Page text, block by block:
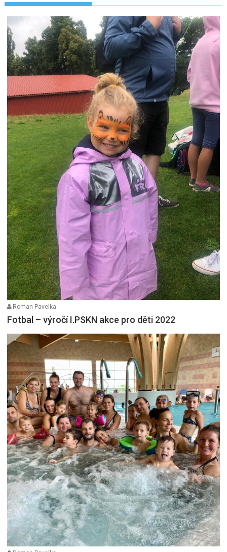
Roman Pavelka
Fotbal – výročí I.PSKN akce pro děti 2022